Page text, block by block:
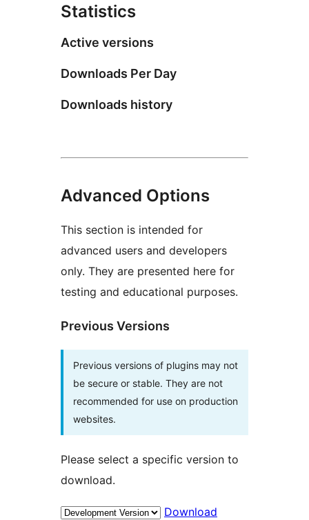
Statistics
Active versions
Downloads Per Day
Downloads history
Advanced Options
This section is intended for
advanced users and developers
only. They are presented here for
testing and educational purposes.
Previous Versions
Previous versions of plugins may not
be secure or stable. They are not
recommended for use on production
websites.
Please select a specific version to
download.
Download